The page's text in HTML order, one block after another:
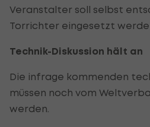
Veranstalter soll selbst
Torrichter eingesetzt
Technik-Diskussion hält an
Die infrage kommenden
müssen noch vom
werden.